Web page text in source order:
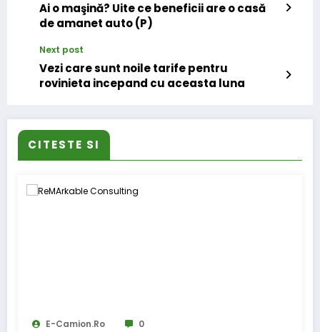
Ai o maşină? Uite ce beneficii are o casă
de amanet auto (P)
Next post
Vezi care sunt noile tarife pentru
rovinieta incepand cu aceasta luna
CITESTE SI
E-Camion.ro 0